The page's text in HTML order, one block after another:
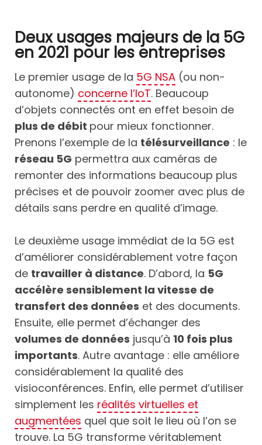
Deux usages majeurs de la 5G
en 2021 pour les entreprises
Le premier usage de la 5G NSA (ou non-
autonome) concerne l’IoT. Beaucoup
d’objets connectés ont en effet besoin de
plus de débit pour mieux fonctionner.
Prenons l’exemple de la télésurveillance : le
réseau 5G permettra aux caméras de
remonter des informations beaucoup plus
précises et de pouvoir zoomer avec plus de
détails sans perdre en qualité d’image.
Le deuxième usage immédiat de la 5G est
d’améliorer considérablement votre façon
de travailler à distance. D’abord, la 5G
accélère sensiblement la vitesse de
transfert des données et des documents.
Ensuite, elle permet d’échanger des
volumes de données jusqu’à 10 fois plus
importants. Autre avantage : elle améliore
considérablement la qualité des
visioconférences. Enfin, elle permet d’utiliser
simplement les réalités virtuelles et
augmentées quel que soit le lieu où l’on se
trouve. La 5G transforme véritablement